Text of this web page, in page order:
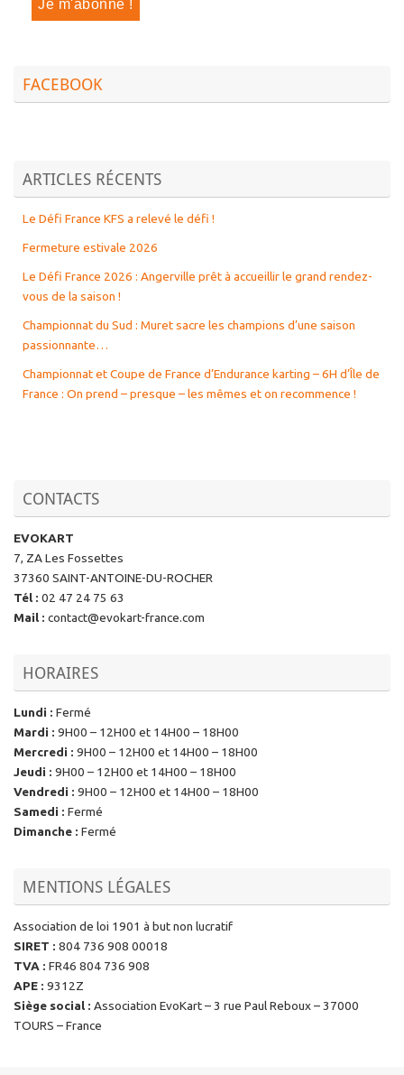
FACEBOOK
ARTICLES RÉCENTS
Le Défi France KFS a relevé le défi !
Fermeture estivale 2026
Le Défi France 2026 : Angerville prêt à accueillir le grand rendez-
vous de la saison !
Championnat du Sud : Muret sacre les champions d’une saison
passionnante…
Championnat et Coupe de France d’Endurance karting – 6H d’Île de
France : On prend – presque – les mêmes et on recommence !
CONTACTS
EVOKART
7, ZA Les Fossettes
37360 SAINT-ANTOINE-DU-ROCHER
Tél : 02 47 24 75 63
Mail : contact@evokart-france.com
HORAIRES
Lundi : Fermé
Mardi : 9H00 – 12H00 et 14H00 – 18H00
Mercredi : 9H00 – 12H00 et 14H00 – 18H00
Jeudi : 9H00 – 12H00 et 14H00 – 18H00
Vendredi : 9H00 – 12H00 et 14H00 – 18H00
Samedi : Fermé
Dimanche : Fermé
MENTIONS LÉGALES
Association de loi 1901 à but non lucratif
SIRET : 804 736 908 00018
TVA : FR46 804 736 908
APE : 9312Z
Siège social : Association EvoKart – 3 rue Paul Reboux – 37000
TOURS – France